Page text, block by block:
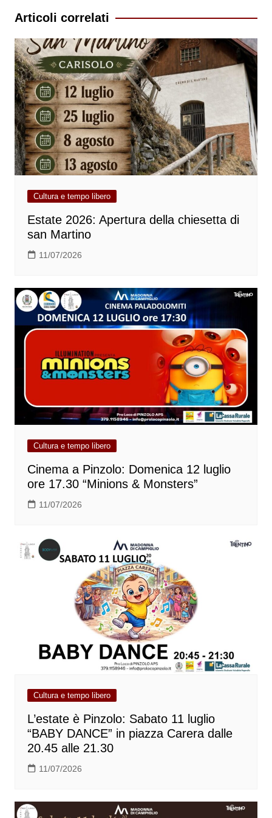
Articoli correlati
Cultura e tempo libero
Estate 2026: Apertura della chiesetta di
san Martino
11/07/2026
Cultura e tempo libero
Cinema a Pinzolo: Domenica 12 luglio
ore 17.30 “Minions & Monsters”
11/07/2026
Cultura e tempo libero
L’estate è Pinzolo: Sabato 11 luglio
“BABY DANCE” in piazza Carera dalle
20.45 alle 21.30
11/07/2026